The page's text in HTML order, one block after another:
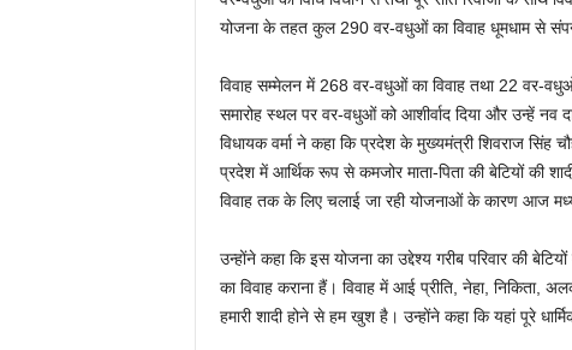
योजना के तहत कुल 290 वर-वधुओं का विवाह धूमधाम से
विवाह सम्मेलन में 268 वर-वधुओं का विवाह तथा 22 वर-
समारोह स्थल पर वर-वधुओं को आशीर्वाद दिया और उन्हें
विधायक वर्मा ने कहा कि प्रदेश के मुख्यमंत्री शिवराज सिंह
प्रदेश में आर्थिक रूप से कमजोर माता-पिता की बेटियों की
विवाह तक के लिए चलाई जा रही योजनाओं के कारण आज
उन्होंने कहा कि इस योजना का उद्देश्य गरीब परिवार की
का विवाह कराना हैं। विवाह में आई प्रीति, नेहा, निकिता,
हमारी शादी होने से हम खुश है। उन्होंने कहा कि यहां पूरे